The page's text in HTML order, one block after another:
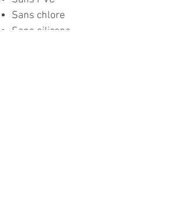
Sans chlore
Sans silicone